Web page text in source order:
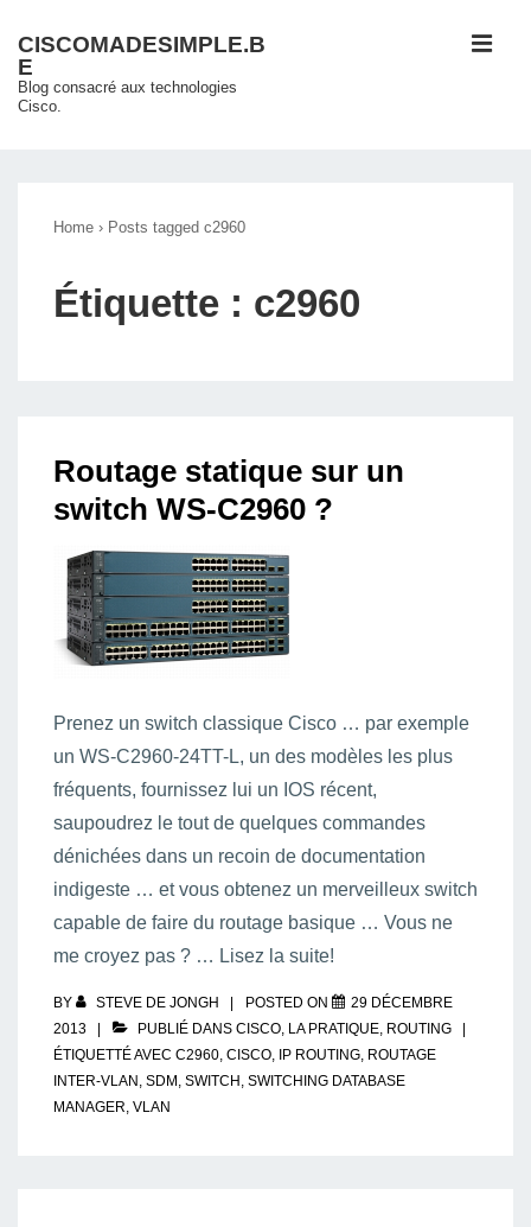
passer
au
contenu
CISCOMADESIMPLE.B
E
Blog consacré aux technologies
Cisco.
Home › Posts tagged c2960
Étiquette : c2960
Routage statique sur un
switch WS-C2960 ?
Prenez un switch classique Cisco … par exemple
un WS-C2960-24TT-L, un des modèles les plus
fréquents, fournissez lui un IOS récent,
saupoudrez le tout de quelques commandes
dénichées dans un recoin de documentation
indigeste … et vous obtenez un merveilleux switch
capable de faire du routage basique … Vous ne
me croyez pas ? … Lisez la suite!
BY STEVE DE JONGH POSTED ON
29 DÉCEMBRE
2013
PUBLIÉ DANS CISCO, LA PRATIQUE, ROUTING
ÉTIQUETTÉ AVEC C2960, CISCO, IP ROUTING, ROUTAGE
INTER-VLAN , SDM , SWITCH , SWITCHING DATABASE
MANAGER, VLAN